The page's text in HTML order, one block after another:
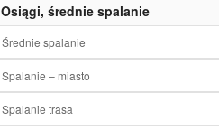
Osiągi, średnie spalanie
Średnie spalanie
Spalanie – miasto
Spalanie trasa